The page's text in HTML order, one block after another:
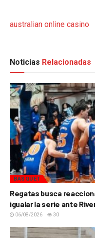
australian online casino
Noticias Relacionadas
BÁSQUET
Regatas busca
igualar la serie ante
06/08/2026 30